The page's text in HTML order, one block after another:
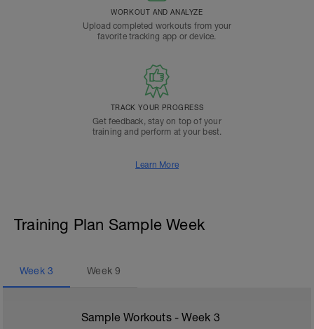
WORKOUT AND ANALYZE
Upload completed workouts from your
favorite tracking app or device.
TRACK YOUR PROGRESS
Get feedback, stay on top of your
training and perform at your best.
Learn More
Training Plan Sample Week
Week 3 Week9
Sample Workouts - Week 3